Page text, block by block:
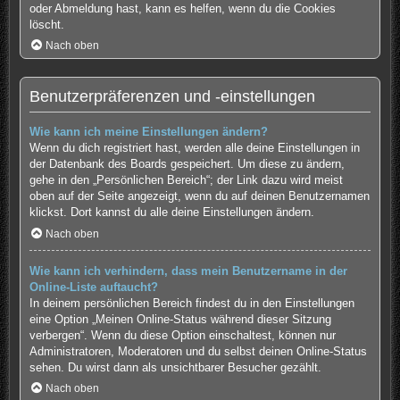
oder Abmeldung hast, kann es helfen, wenn du die Cookies
löscht.
Nach oben
Benutzerpräferenzen und -einstellungen
Wie kann ich meine Einstellungen ändern?
Wenn du dich registriert hast, werden alle deine Einstellungen in
der Datenbank des Boards gespeichert. Um diese zu ändern,
gehe in den „Persönlichen Bereich“; der Link dazu wird meist
oben auf der Seite angezeigt, wenn du auf deinen Benutzernamen
klickst. Dort kannst du alle deine Einstellungen ändern.
Nach oben
Wie kann ich verhindern, dass mein Benutzername in der
Online-Liste auftaucht?
In deinem persönlichen Bereich findest du in den Einstellungen
eine Option „Meinen Online-Status während dieser Sitzung
verbergen“. Wenn du diese Option einschaltest, können nur
Administratoren, Moderatoren und du selbst deinen Online-Status
sehen. Du wirst dann als unsichtbarer Besucher gezählt.
Nach oben